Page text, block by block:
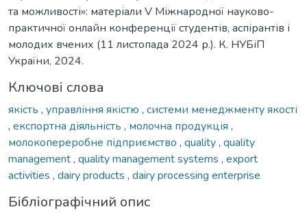
та можливості»: матеріали V Міжнародної науково-
практичної онлайн конференції студентів, аспірантів і
молодих вчених (11 листопада 2024 р.). К. НУБіП
України, 2024.
Ключові слова
якість , управління якістю , системи менеджменту якості
, експортна діяльність , молочна продукція ,
молокопереробне підприємство , quality, quality
management, quality management systems , export
activities , dairy products , dairy processing enterprise
Бібліографічний опис